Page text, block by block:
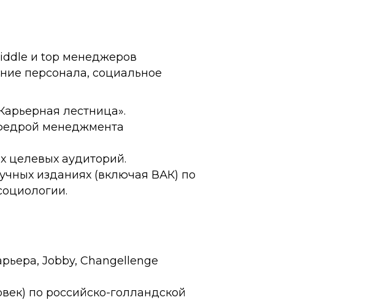
и top менеджеров
персонала, социальное
лестница».
менеджмента
целевых аудиторий.
изданиях (включая ВАК) по
Jobby, Changellenge
по российско-голландской